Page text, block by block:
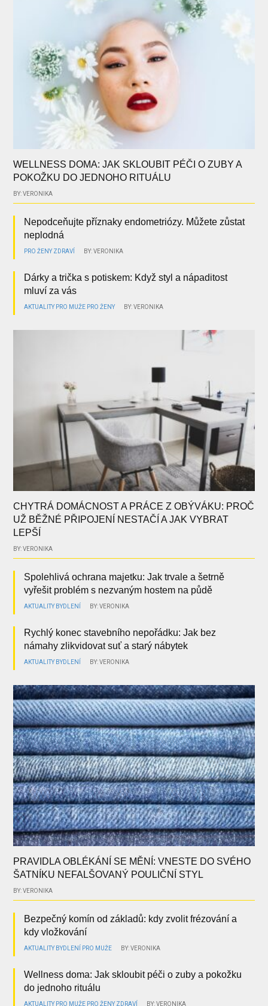
WELLNESS DOMA: JAK SKLOUBIT PÉČI O ZUBY A
POKOŽKU DO JEDNOHO RITUÁLU
BY: VERONIKA
Nepodceňujte příznaky endometriózy. Můžete zůstat
neplodná
PRO ŽENY ZDRAVÍ BY: VERONIKA
Dárky a trička s potiskem: Když styl a nápaditost
mluví za vás
AKTUALITY PRO MUŽE PRO ŽENY BY: VERONIKA
CHYTRÁ DOMÁCNOST A PRÁCE Z OBÝVÁKU: PROČ
UŽ BĚŽNÉ PŘIPOJENÍ NESTAČÍ A JAK VYBRAT
LEPŠÍ
BY: VERONIKA
Spolehlivá ochrana majetku: Jak trvale a šetrně
vyřešit problém s nezvaným hostem na půdě
AKTUALITY BYDLENÍ BY: VERONIKA
Rychlý konec stavebního nepořádku: Jak bez
námahy zlikvidovat suť a starý nábytek
AKTUALITY BYDLENÍ BY: VERONIKA
PRAVIDLA OBLÉKÁNÍ SE MĚNÍ: VNESTE DO SVÉHO
ŠATNÍKU NEFALŠOVANÝ POULIČNÍ STYL
BY: VERONIKA
Bezpečný komín od základů: kdy zvolit frézování a
kdy vložkování
AKTUALITY BYDLENÍ PRO MUŽE BY: VERONIKA
Wellness doma: Jak skloubit péči o zuby a pokožku
do jednoho rituálu
AKTUALITY PRO MUŽE PRO ŽENY ZDRAVÍ BY: VERONIKA